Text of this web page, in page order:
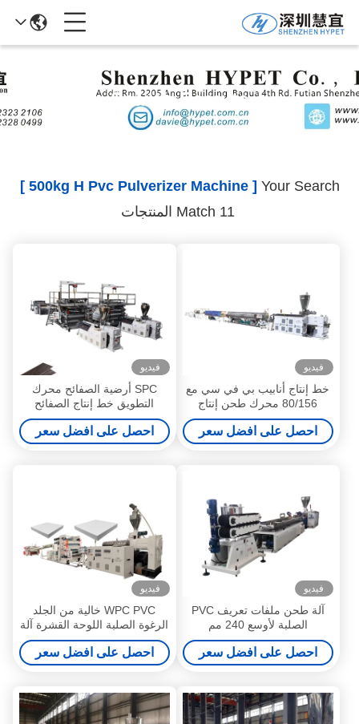
Search Results
Your Search
[ 500kg H Pvc Pulverizer Machine ]
Match 11 المنتجات
فيديو
خط إنتاج أنابيب بي في سي مع
80/156 محرك طحن إنتاج
500kg / h
احصل على افضل سعر
فيديو
SPC أرضية الصفائح محرك
التطويق خط إنتاج الصفائح
المركبة البلاستيكية الحجرية
احصل على افضل سعر
فيديو
آلة طحن ملفات تعريف PVC
الصلبة لأوسع 240 مم
احصل على افضل سعر
فيديو
WPC PVC خالية من الجلد
الرغوة الصلبة اللوحة القشرة آلة
طحن البلاستيكية للأثاث تزيين
المنزل الإعلان
احصل على افضل سعر